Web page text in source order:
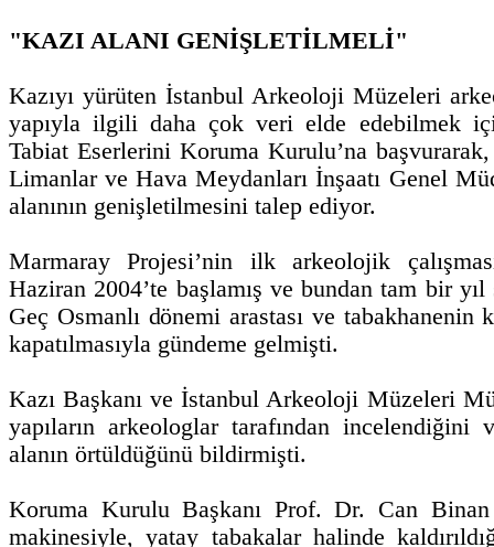
"KAZI ALANI GENİŞLETİLMELİ"
Kazıyı yürüten İstanbul Arkeoloji Müzeleri
yapıyla ilgili daha çok veri elde edebilmek
Tabiat Eserlerini Koruma Kurulu’na
Limanlar ve Hava Meydanları İnşaatı Genel
alanının genişletilmesini talep ediyor.
Marmaray Projesi’nin ilk arkeolojik
Haziran 2004’te başlamış ve bundan tam bir
Geç Osmanlı dönemi arastası ve tabakhanenin
kapatılmasıyla gündeme gelmişti.
Kazı Başkanı ve İstanbul Arkeoloji Müzeleri
yapıların arkeologlar tarafından incelendiğini
alanın örtüldüğünü bildirmişti.
Koruma Kurulu Başkanı Prof. Dr. Can
makinesiyle, yatay tabakalar halinde